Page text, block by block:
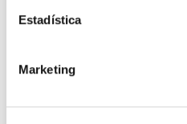
Estadística
Marketing